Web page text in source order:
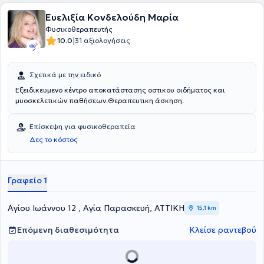
Ευελιξία Κονδελούδη Μαρία
Φυσικοθεραπευτής
10.0|31 αξιολογήσεις
Σχετικά με την ειδικό
Εξειδικευμενο κέντρο αποκατάστασης οστικου οιδήματος και
μυοσκελετικών παθήσεων.Θεραπευτικη άσκηση.
Επίσκεψη για φυσικοθεραπεία
Δες το κόστος
Γραφείο 1
Αγίου Ιωάννου 12 , Αγία Παρασκευή, ΑΤΤΙΚΗ 15,1 km
Επόμενη διαθεσιμότητα Κλείσε ραντεβού